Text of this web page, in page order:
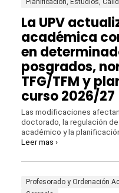
Planificación, Estudios,
La UPV
académica
en
posgrados,
TFG/TFM y
curso 2026/27
Las modificaciones
doctorado, la regulación
académico y la
Leer mas ›
Profesorado y Ordenación